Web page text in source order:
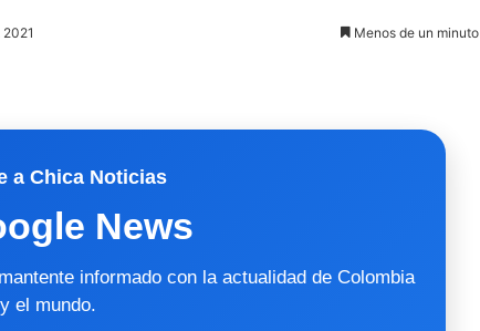
Menos de un minuto
a Chica Noticias
News
informado con la actualidad de Colombia
y el mundo.